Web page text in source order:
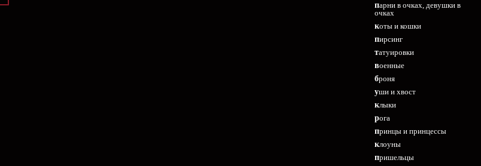
парни в очках, девушки в
очках
коты и кошки
пирсинг
татуировки
военные
броня
уши и хвост
клыки
рога
принцы и принцессы
клоуны
пришельцы